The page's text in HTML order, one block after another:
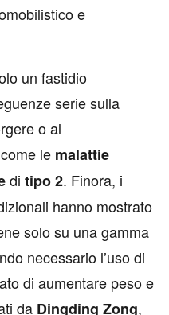
e
un fastidio
serie sulla
o al
le malattie
di tipo 2. Finora, i
hanno mostrato
solo su una gamma
necessario l’uso di
di aumentare peso e
da Dingding Zong,